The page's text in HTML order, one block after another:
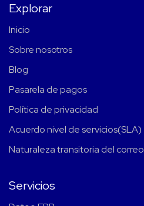
Explorar
Inicio
Sobre nosotros
Blog
Pasarela de pagos
Política de privacidad
Acuerdo nivel de servicios(SLA)
Naturaleza transitoria del correo
Servicios